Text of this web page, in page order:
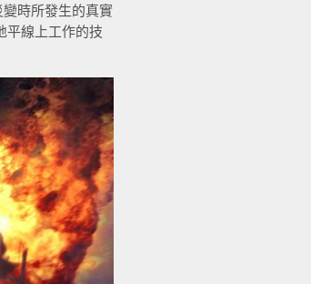
時所發生的真實
平線上工作的技